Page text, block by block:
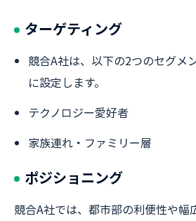
ターゲティング
競合A社は、以下の2つのセグメ
に設定します。
テクノロジー愛好者
家族連れ・ファミリー層
ポジショニング
競合A社では、都市部の利便性や幅